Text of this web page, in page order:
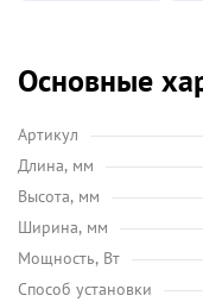
Основные
Артикул
Длина, мм
Высота, мм
Ширина, мм
Мощность, Вт
Способ установки